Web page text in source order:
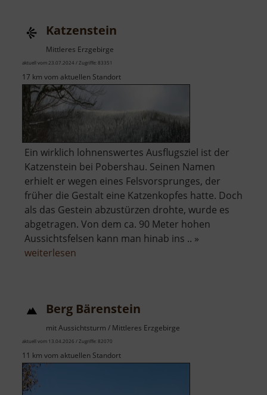
Katzenstein
Mittleres Erzgebirge
aktuell vom 23.07.2024 / Zugriffe: 83351
17 km vom aktuellen Standort
Ein wirklich lohnenswertes Ausflugsziel ist der
Katzenstein bei Pobershau. Seinen Namen
erhielt er wegen eines Felsvorsprunges, der
früher die Gestalt eine Katzenkopfes hatte. Doch
als das Gestein abzustürzen drohte, wurde es
abgetragen. Von dem ca. 90 Meter hohen
Aussichtsfelsen kann man hinab ins .. »
weiterlesen
Berg Bärenstein
mit Aussichtsturm / Mittleres Erzgebirge
aktuell vom 13.04.2026 / Zugriffe: 82070
11 km vom aktuellen Standort